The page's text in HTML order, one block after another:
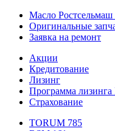
Масло
Оригинальные
Заявка на ремонт
Акции
Кредитование
Лизинг
Программа
Страхование
TORUM 785